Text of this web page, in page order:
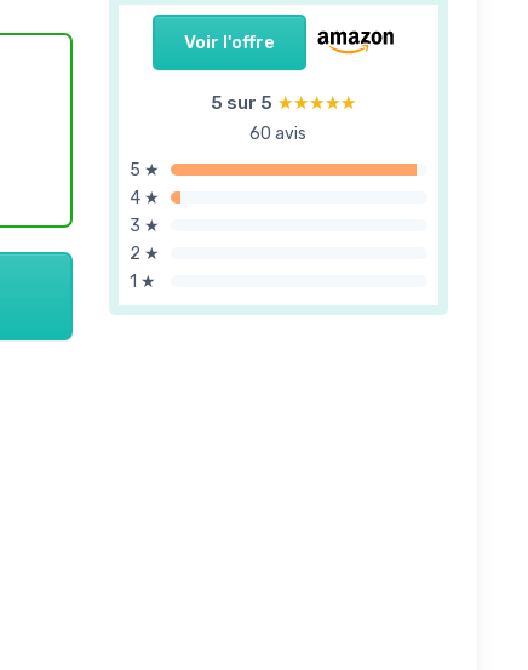
Voir l'offre
5 sur 5 ★★★★★
★★★★★
60 avis
5 ★
4 ★
3 ★
2 ★
1 ★